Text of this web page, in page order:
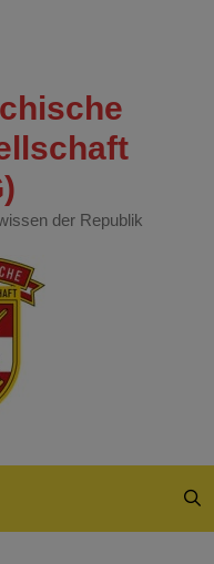
der Republik